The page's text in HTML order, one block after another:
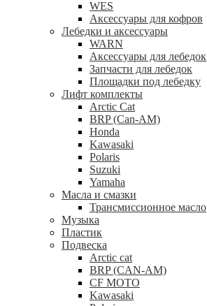
WES
Аксессуары для кофров
Лебедки и аксессуары
WARN
Аксессуары для лебедок
Запчасти для лебедок
Площадки под лебедку
Лифт комплекты
Arctic Cat
BRP (Can-AM)
Honda
Kawasaki
Polaris
Suzuki
Yamaha
Масла и смазки
Трансмиссионное масло
Музыка
Пластик
Подвеска
Arctic cat
BRP (CAN-AM)
CF MOTO
Kawasaki